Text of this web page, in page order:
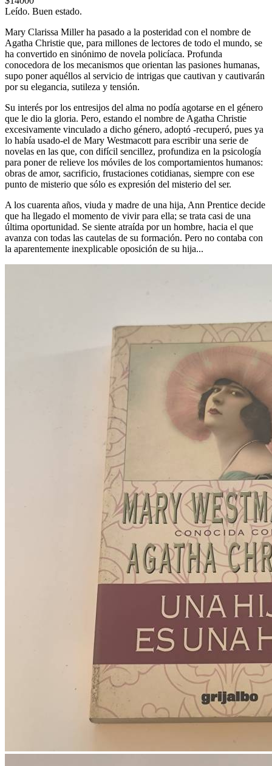
Leído. Buen estado.
Mary Clarissa Miller ha pasado a la posteridad con el nombre de
Agatha Christie que, para millones de lectores de todo el mundo, se
ha convertido en sinónimo de novela policíaca. Profunda
conocedora de los mecanismos que orientan las pasiones humanas,
supo poner aquéllos al servicio de intrigas que cautivan y cautivarán
por su elegancia, sutileza y tensión.
Su interés por los entresijos del alma no podía agotarse en el género
que le dio la gloria. Pero, estando el nombre de Agatha Christie
excesivamente vinculado a dicho género, adoptó -recuperó, pues ya
lo había usado-el de Mary Westmacott para escribir una serie de
novelas en las que, con difícil sencillez, profundiza en la psicología
para poner de relieve los móviles de los comportamientos humanos:
obras de amor, sacrificio, frustaciones cotidianas, siempre con ese
punto de misterio que sólo es expresión del misterio del ser.
A los cuarenta años, viuda y madre de una hija, Ann Prentice decide
que ha llegado el momento de vivir para ella; se trata casi de una
última oportunidad. Se siente atraída por un hombre, hacia el que
avanza con todas las cautelas de su formación. Pero no contaba con
la aparentemente inexplicable oposición de su hija...